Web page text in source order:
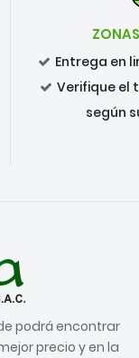
Entrega en
Verifique el
según
podrá encontrar
precio y en la